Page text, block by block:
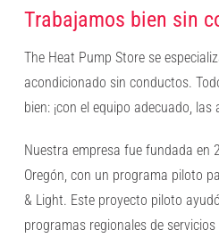
Trabajamos bien sin
The Heat Pump Store se
acondicionado sin conductos.
bien: ¡con el equipo adecuado,
Nuestra empresa fue fundada en
Oregón, con un programa piloto
& Light. Este proyecto piloto
programas regionales de